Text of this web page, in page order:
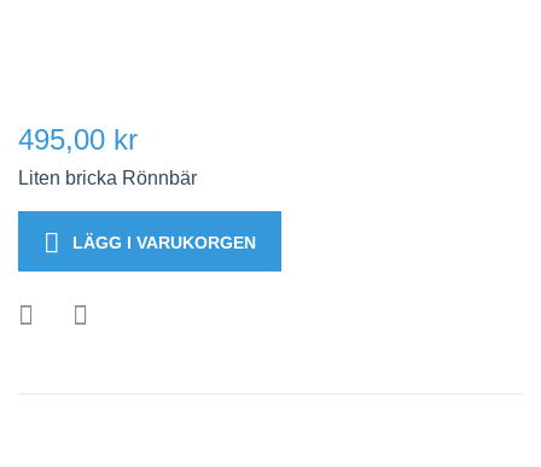
495,00 kr
Liten bricka Rönnbär
LÄGG I VARUKORGEN